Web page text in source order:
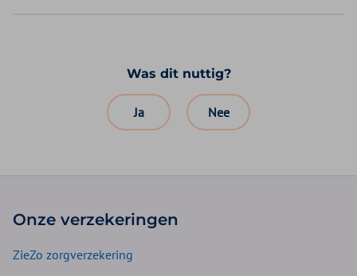
Was dit nuttig?
Ja Nee
Onze verzekeringen
ZieZo zorgverzekering